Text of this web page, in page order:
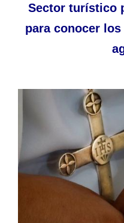
Sector turístico
para conocer